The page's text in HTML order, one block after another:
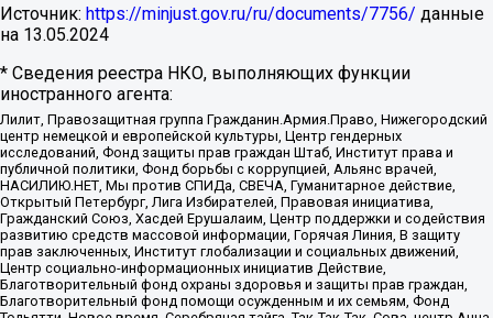
Источник: https://minjust.gov.ru/ru/documents/7756/ данные
на 13.05.2024
* Сведения реестра НКО, выполняющих функции
иностранного агента:
Лилит, Правозащитная группа Гражданин.Армия.Право, Нижегородский
центр немецкой и европейской культуры, Центр гендерных
исследований, Фонд защиты прав граждан Штаб, Институт права и
публичной политики, Фонд борьбы с коррупцией, Альянс врачей,
НАСИЛИЮ.НЕТ, Мы против СПИДа, СВЕЧА, Гуманитарное действие,
Открытый Петербург, Лига Избирателей, Правовая инициатива,
Гражданский Союз, Хасдей Ерушалаим, Центр поддержки и содействия
развитию средств массовой информации, Горячая Линия, В защиту
прав заключенных, Институт глобализации и социальных движений,
Центр социально-информационных инициатив Действие,
Благотворительный фонд охраны здоровья и защиты прав граждан,
Благотворительный фонд помощи осужденным и их семьям, Фонд